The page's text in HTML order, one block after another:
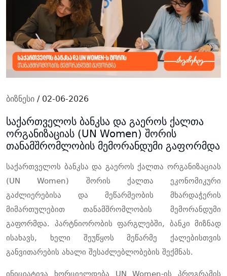
ბიზნესი / 02-06-2026
საქართველოს ბანკსა და გაეროს ქალთა
ორგანიზაციას (UN Women) შორის
თანამშრომლობის მემორანდუმი გაფორმდა
საქართველოს ბანკსა და გაეროს ქალთა ორგანიზაციას
(UN Women) შორის ქალთა
ეკონომიკური
გაძლიერებისა
და მეწარმეობის
მხარდაჭერის
მიმართულებით
თანამშრომლობის
მემორანდუმი
გაფორმდა. პარტნიორობის ფარგლებში, ბანკი მიზნად
ისახავს, ხელი შეუწყოს მეწარმე ქალებისთვის
განვითარების ახალი შესაძლებლობების შექმნას.
ინიციატივა ხორციელდება UN Women-ის
პროგრამის